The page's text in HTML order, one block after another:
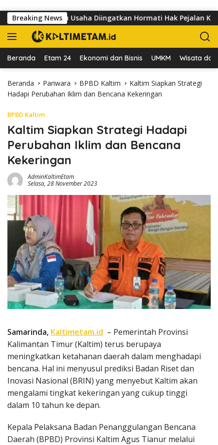
Breaking News
Pelaku Usaha Diingatkan Hormati Hak Pejalan Kaki
Beranda Etam 24 Ekonomi dan Bisnis UMKM Wisata dan
Beranda Pariwara BPBD Kaltim
Kaltim Siapkan Strategi
Hadapi Perubahan Iklim dan Bencana Kekeringan
BPBD Kaltim
Kaltim Siapkan Strategi Hadapi
Perubahan Iklim dan Bencana
Kekeringan
AdminKaltimEtam
Selasa, 28 November 2023
Samarinda, Kaltimetam.id – Pemerintah Provinsi
Kalimantan Timur (Kaltim) terus berupaya
meningkatkan ketahanan daerah dalam menghadapi
bencana. Hal ini menyusul prediksi Badan Riset dan
Inovasi Nasional (BRIN) yang menyebut Kaltim akan
mengalami tingkat kekeringan yang cukup tinggi
dalam 10 tahun ke depan.
Kepala Pelaksana Badan Penanggulangan Bencana
Daerah (BPBD) Provinsi Kaltim Agus Tianur melalui